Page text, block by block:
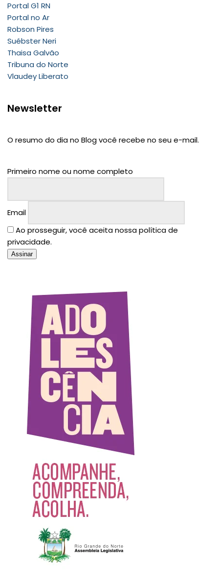
Portal G1 RN
Portal no Ar
Robson Pires
Suébster Neri
Thaisa Galvão
Tribuna do Norte
Vlaudey Liberato
Newsletter
O resumo do dia no Blog você recebe no seu e-mail.
Primeiro nome ou nome completo
Email
Ao prosseguir, você aceita nossa política de
privacidade.